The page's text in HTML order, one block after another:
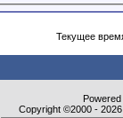
Текущее
Copyright ©2000 -